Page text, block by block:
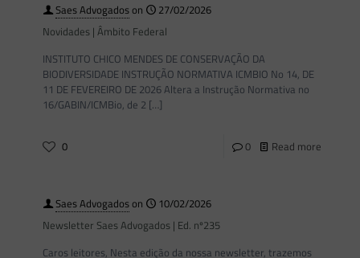
Saes Advogadoson
27/02/2026
Novidades | Âmbito Federal
INSTITUTO CHICO MENDES DE CONSERVAÇÃO DA
BIODIVERSIDADE INSTRUÇÃO NORMATIVA ICMBIO No 14, DE
11 DE FEVEREIRO DE 2026 Altera a Instrução Normativa no
16/GABIN/ICMBio, de 2 […]
0 0 Read more
Saes Advogadoson
10/02/2026
Newsletter Saes Advogados | Ed. nº235
Caros leitores, Nesta edição da nossa newsletter, trazemos